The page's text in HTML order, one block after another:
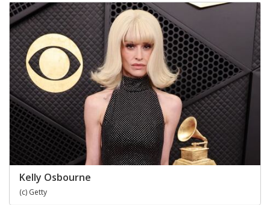
Kelly Osbourne
(c) Getty